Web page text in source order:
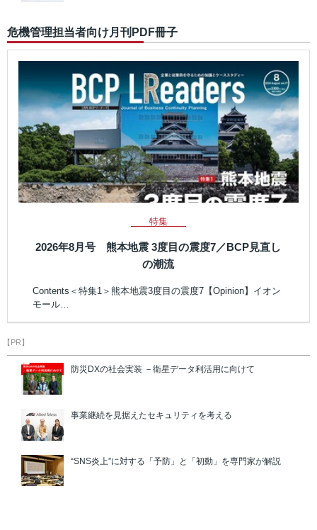
危機管理担当者向け月刊PDF冊子
特集
2026年8月号 熊本地震 3度目の震度7／BCP見直し
の潮流
Contents＜特集1＞熊本地震3度目の震度7【Opinion】イオン
モール…
【PR】
防災DXの社会実装 －衛星データ利活用に向けて
事業継続を見据えたセキュリティを考える
“SNS炎上”に対する「予防」と「初動」を専門家が解説